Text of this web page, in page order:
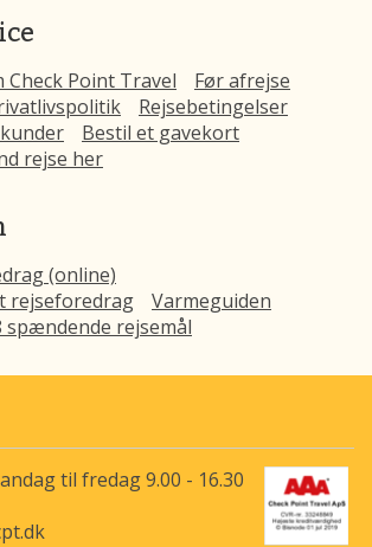
Check Point Travel
Før afrejse
Rejsebetingelser
Bestil et gavekort
rejse her
(online)
rejseforedrag
Varmeguiden
spændende rejsemål
til fredag 9.00 - 16.30